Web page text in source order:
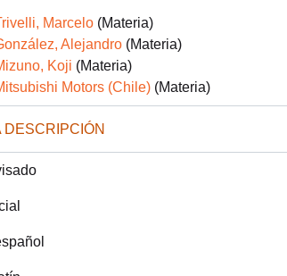
Marcelo(Materia)
Alejandro(Materia)
Koji (Materia)
Motors (Chile)(Materia)